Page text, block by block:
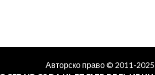
Авторско право © 2011-2025